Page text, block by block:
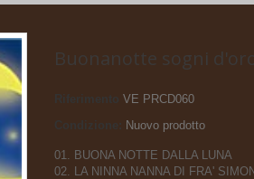
Buonanotte sogni
Riferimento
VE PRCD060
Nuovo prodotto
01. BUONA NOTTE DALLA LUNA
02. LA NINNA NANNA DI FRA'